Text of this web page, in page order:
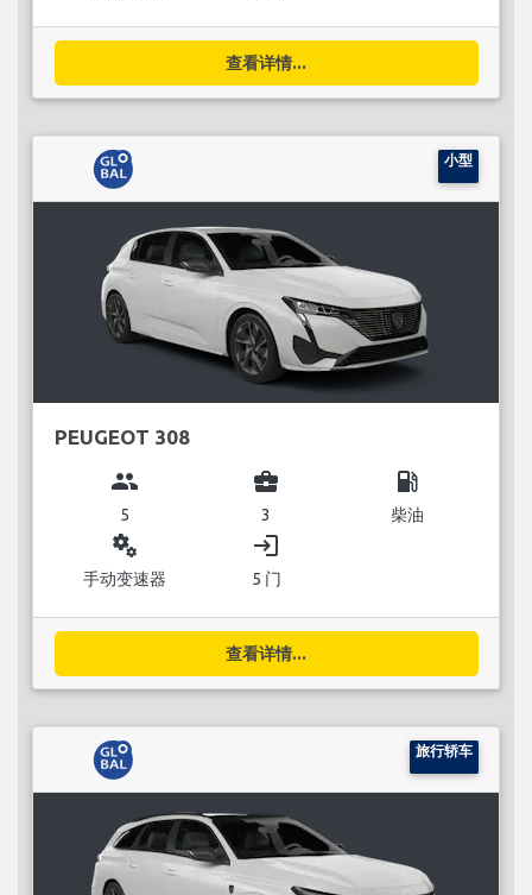
查看详情...
小型
PEUGEOT 308
group
5
business_center
3
local_gas_station
柴油
miscellaneous_services
手动变速器
login
5 门
查看详情...
旅行轿车